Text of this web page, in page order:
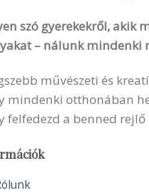
szó gyerekekről, akik
– nálunk mindenki
művészeti és
mindenki otthonában
felfedezd a benned